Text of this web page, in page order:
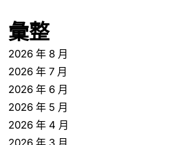
彙整
2026 年 8 月
2026 年 7 月
2026 年 6 月
2026 年 5 月
2026 年 4 月